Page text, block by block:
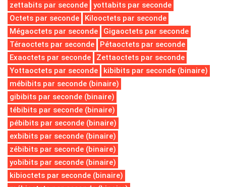
zettabits par seconde
yottabits par seconde
Octets par seconde
Kilooctets par seconde
Mégaoctets par seconde
Gigaoctets par seconde
Téraoctets par seconde
Pétaoctets par seconde
Exaoctets par seconde
Zettaoctets par seconde
Yottaoctets par seconde
kibibits par seconde (binaire)
mébibits par seconde (binaire)
gibibits par seconde (binaire)
tébibits par seconde (binaire)
pébibits par seconde (binaire)
exbibits par seconde (binaire)
zébibits par seconde (binaire)
yobibits par seconde (binaire)
kibioctets par seconde (binaire)